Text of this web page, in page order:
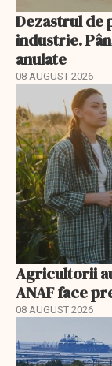
Dezastrul de
industrie.
anulate
08 AUGUST 2026
Agricultorii
ANAF face
08 AUGUST 2026